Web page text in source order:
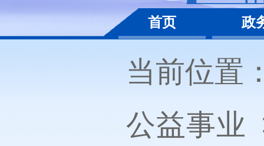
首页 政
当前位置
公益事业